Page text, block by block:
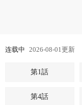
连载中 2026-08-01更新
第1話
第4話